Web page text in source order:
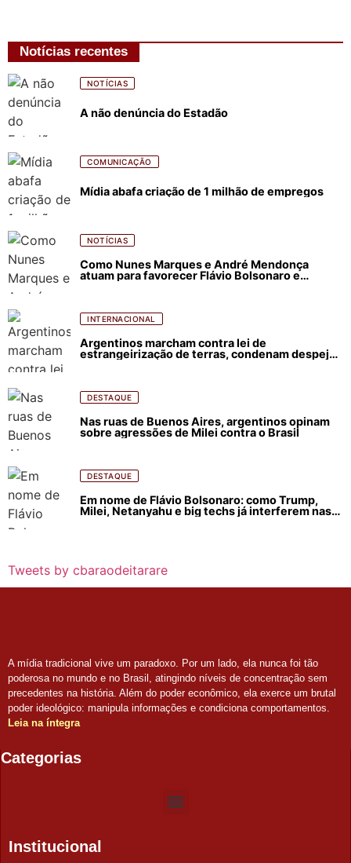
Notícias recentes
NOTÍCIAS
A não denúncia do Estadão
COMUNICAÇÃO
Mídia abafa criação de 1 milhão de empregos
NOTÍCIAS
Como Nunes Marques e André Mendonça
atuam para favorecer Flávio Bolsonaro e
INTERNACIONAL
Argentinos marcham contra lei de
estrangeirização de terras, condenam despejos
DESTAQUE
Nas ruas de Buenos Aires, argentinos opinam
sobre agressões de Milei contra o Brasil
DESTAQUE
Em nome de Flávio Bolsonaro: como Trump,
Milei, Netanyahu e big techs já interferem nas
Tweets by cbaraodeitarare
A mídia tradicional vive um paradoxo. Por um lado, ela nunca foi tão
poderosa no mundo e no Brasil, atingindo níveis de concentração sem
precedentes na história. Além do poder econômico, ela exerce um brutal
poder ideológico: manipula informações e condiciona comportamentos.
Leia na íntegra
Categorias
Institucional